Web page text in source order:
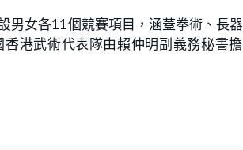
男女各11個競賽項目，涵蓋拳術、長
港武術代表隊由賴仲明副義務秘書